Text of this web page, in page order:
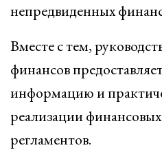
непредвиденных
Вместе с тем,
финансов
информацию и
реализации
регламентов.